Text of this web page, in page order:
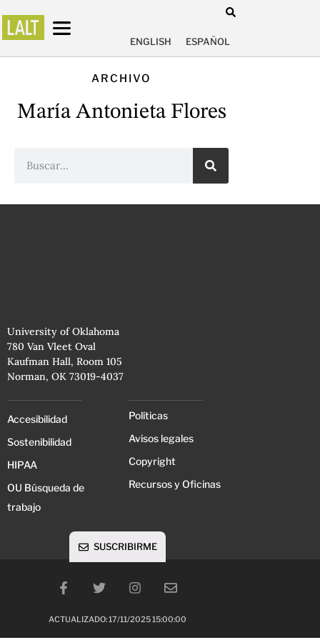
ENGLISH ESPAÑOL
ARCHIVO
María Antonieta Flores
University of Oklahoma
780 Van Vleet Oval
Kaufman Hall, Room 105
Norman, OK 73019-4037
Accesibilidad
Sostenibilidad
HIPAA
OU Búsqueda de
trabajo
Políticas
Avisos legales
Copyright
Recursos y Oficinas
ACTUALIZADO: 17/11/2025 15:00:00
SUSCRIBIRME